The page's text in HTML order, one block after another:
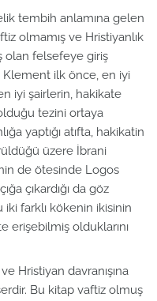
tembih anlamına gelen
olmamış ve Hristiyanlık
olan felsefeye giriş
ilk önce, en iyi
iyi şairlerin, hakikate
tezini ortaya
yaptığı atıfta, hakikatin
üzere İbrani
de ötesinde Logos
çıkardığı da göz
farklı kökenin ikisinin
erişebilmiş olduklarını
Hristiyan davranışına
Bu kitap vaftiz olmuş